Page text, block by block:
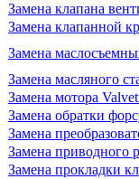
Замена клапана
Замена клапанной
Замена
Замена масляного
Замена мотора
Замена обратки
Замена
Замена приводного
Замена прокладки